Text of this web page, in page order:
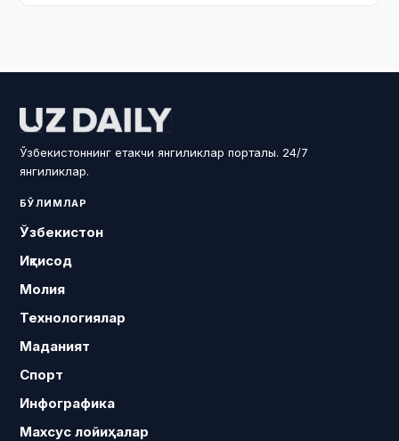
Ўзбекистоннинг етакчи янгиликлар порталы. 24/7
янгиликлар.
БЎЛИМЛАР
Ўзбекистон
Иқтисод
Молия
Технологиялар
Маданият
Спорт
Инфографика
Махсус лойиҳалар